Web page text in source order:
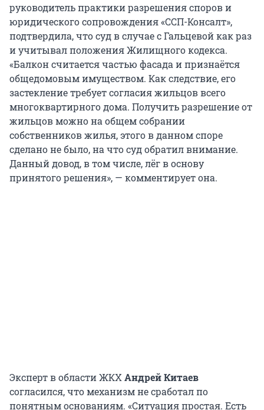
руководитель практики разрешения споров и
юридического сопровождения «ССП-Консалт»,
подтвердила, что суд в случае с Гальцевой как раз
и учитывал положения Жилищного кодекса.
«Балкон считается частью фасада и признаётся
общедомовым имуществом. Как следствие, его
застекление требует согласия жильцов всего
многоквартирного дома. Получить разрешение от
жильцов можно на общем собрании
собственников жилья, этого в данном споре
сделано не было, на что суд обратил внимание.
Данный довод, в том числе, лёг в основу
принятого решения», — комментирует она.
Эксперт в области ЖКХ Андрей Китаев
согласился, что механизм не сработал по
понятным основаниям. «Ситуация простая. Есть